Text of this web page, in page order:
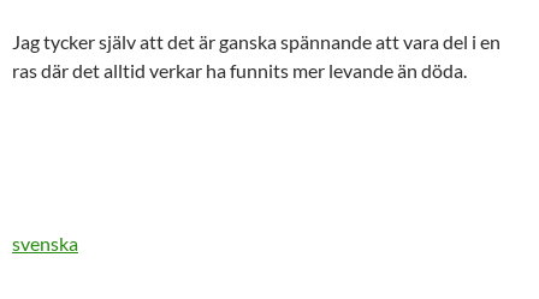
Jag tycker själv att det är ganska spännande att vara del i en
ras där det alltid verkar ha funnits mer levande än döda.
svenska